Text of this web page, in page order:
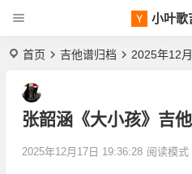
小叶歌
首页 吉他谱归档 2025年12月
张韶涵《大小孩》吉
2025年12月17日 19:36:28 阅读模式